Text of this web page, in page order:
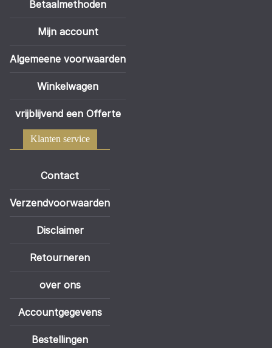
Betaalmethoden
Mijn account
Algemeene voorwaarden
Winkelwagen
vrijblijvend een Offerte
Klanten service
Contact
Verzendvoorwaarden
Disclaimer
Retourneren
over ons
Accountgegevens
Bestellingen